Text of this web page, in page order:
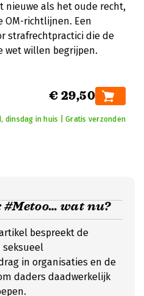
nieuwe als het oude recht,
OM-richtlijnen. Een
strafrechtpractici die de
wet willen begrijpen.
€ 29,50
dinsdag in huis | Gratis verzonden
wat nu?
bespreekt de
in organisaties en de
daders daadwerkelijk